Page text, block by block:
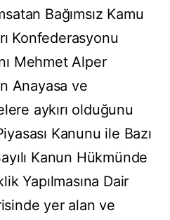
Bağımsız Kamu
Konfederasyonu
Mehmet Alper
Anayasa ve
aykırı olduğunu
Kanunu ile Bazı
Kanun Hükmünde
Yapılmasına Dair
yer alan ve